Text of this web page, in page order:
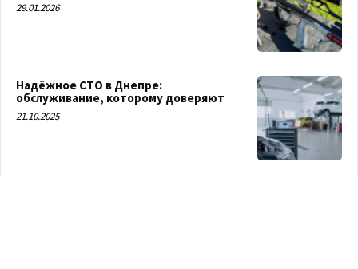
29.01.2026
Надёжное СТО в Днепре:
обслуживание, которому доверяют
21.10.2025